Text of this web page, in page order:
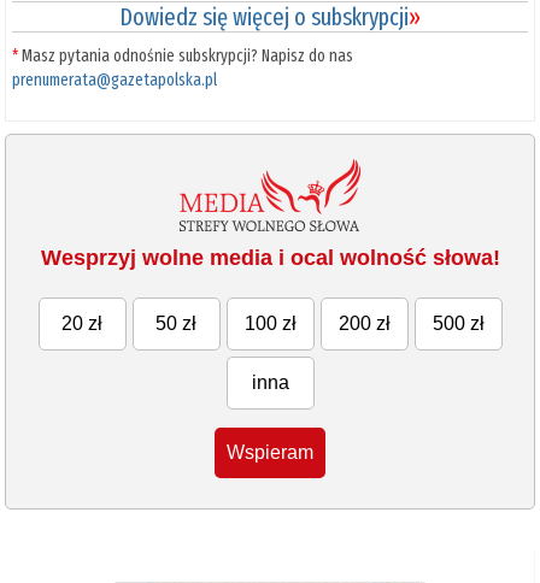
Dowiedz się więcej o subskrypcji»
*Masz pytania odnośnie subskrypcji? Napisz do nas
prenumerata@gazetapolska.pl
Wesprzyj wolne media i ocal wolność słowa!
20 zł 50 zł 100 zł 200 zł 500 zł
inna
Wspieram